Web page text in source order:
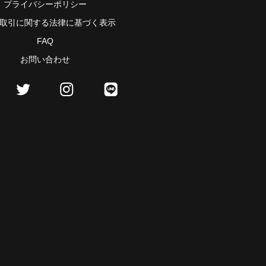
プライバシーポリシー
引に関する法律に基づく表示
FAQ
お問い合わせ